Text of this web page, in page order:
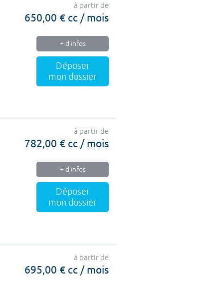
à partir de
650,00 € cc / mois
+ d'infos
Déposer
mon dossier
à partir de
782,00 € cc / mois
+ d'infos
Déposer
mon dossier
à partir de
695,00 € cc / mois